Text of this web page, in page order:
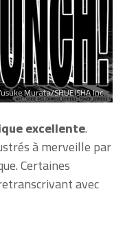
Murata/SHUEISHA Inc.
excellente.
à merveille par
Certaines
avec